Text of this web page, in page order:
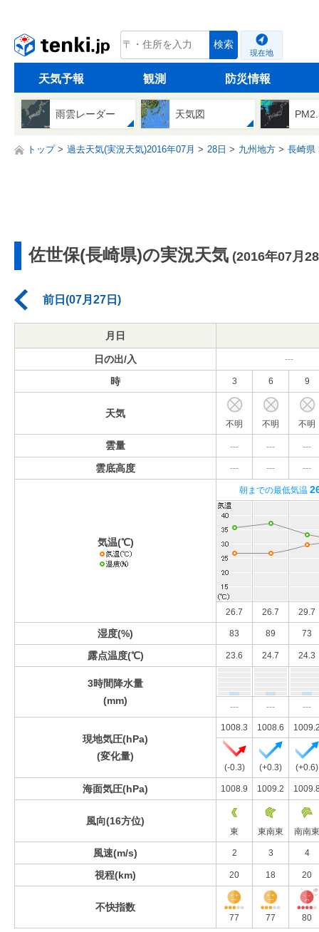
tenki.jp 検索
現在地
天気予報 観測 防災情報
雨雲レーダー 天気図
トップ 過去天気(実況天気)2016年07月 28日 九州地方 長崎県
佐世保(長崎県)の実況天気 (2016年07月
前日(07月27日)
月日
日の出/入 ---
時 3 6 9
天気
不明 不明 不明
雲量 --- --- ---
雲底高度 --- --- ---
気温(℃)
朝までの最低気温
26.7 26.7 29.7
湿度(%) 83 89 73
露点温度(℃) 23.6 24.7 24.3
3時間降水量
(mm)
--- --- ---
現地気圧(hPa)
(変化量)
1008.3 1008.6
(-0.3) (+0.3) (+0.6)
海面気圧(hPa) 1008.9 1009.2
風向(16方位)
東 東南東 南南東
風速(m/s) 2 3 4
視程(km) 20 18 20
不快指数
77 77 80